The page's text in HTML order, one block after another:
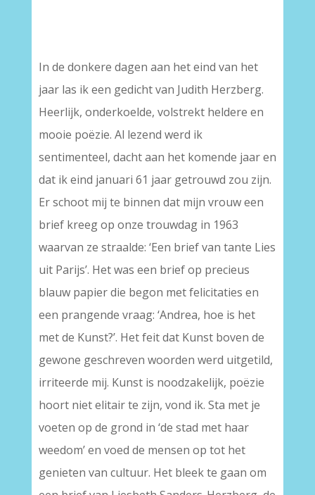
In de donkere dagen aan het eind van het
jaar las ik een gedicht van Judith Herzberg.
Heerlijk, onderkoelde, volstrekt heldere en
mooie poëzie. Al lezend werd ik
sentimenteel, dacht aan het komende jaar en
dat ik eind januari 61 jaar getrouwd zou zijn.
Er schoot mij te binnen dat mijn vrouw een
brief kreeg op onze trouwdag in 1963
waarvan ze straalde: ‘Een brief van tante Lies
uit Parijs’. Het was een brief op precieus
blauw papier die begon met felicitaties en
een prangende vraag: ‘Andrea, hoe is het
met de Kunst?’. Het feit dat Kunst boven de
gewone geschreven woorden werd uitgetild,
irriteerde mij. Kunst is noodzakelijk, poëzie
hoort niet elitair te zijn, vond ik. Sta met je
voeten op de grond in ‘de stad met haar
weedom’ en voed de mensen op tot het
genieten van cultuur. Het bleek te gaan om